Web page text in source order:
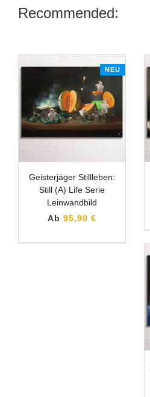
Recommended:
NEU
Geisterjäger Stillleben:
Still (A) Life Serie
Leinwandbild
Ab 95,90 €